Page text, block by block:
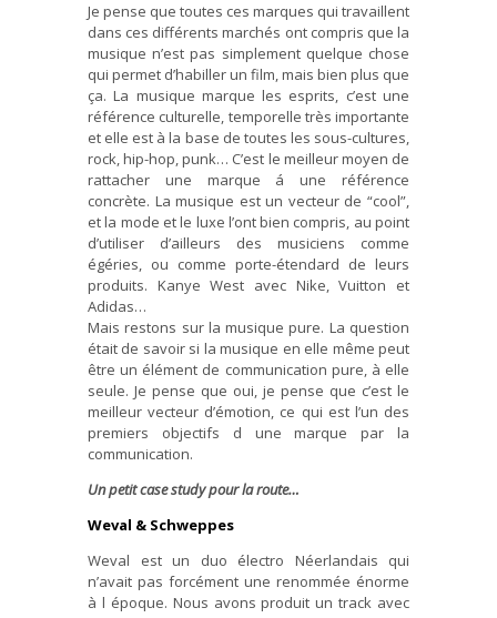
Je pense que toutes ces marques qui travaillent
dans ces différents marchés ont compris que la
musique n’est pas simplement quelque chose
qui permet d’habiller un film, mais bien plus que
ça. La musique marque les esprits, c’est une
référence culturelle, temporelle très importante
et elle est à la base de toutes les sous-cultures,
rock, hip-hop, punk… C’est le meilleur moyen de
rattacher une marque á une référence
concrète. La musique est un vecteur de “cool”,
et la mode et le luxe l’ont bien compris, au point
d’utiliser d’ailleurs des musiciens comme
égéries, ou comme porte-étendard de leurs
produits. Kanye West avec Nike, Vuitton et
Adidas…
Mais restons sur la musique pure. La question
était de savoir si la musique en elle même peut
être un élément de communication pure, à elle
seule. Je pense que oui, je pense que c’est le
meilleur vecteur d’émotion, ce qui est l’un des
premiers objectifs d une marque par la
communication.
Un petit case study pour la route…
Weval & Schweppes
Weval est un duo électro Néerlandais qui
n’avait pas forcément une renommée énorme
à l époque. Nous avons produit un track avec